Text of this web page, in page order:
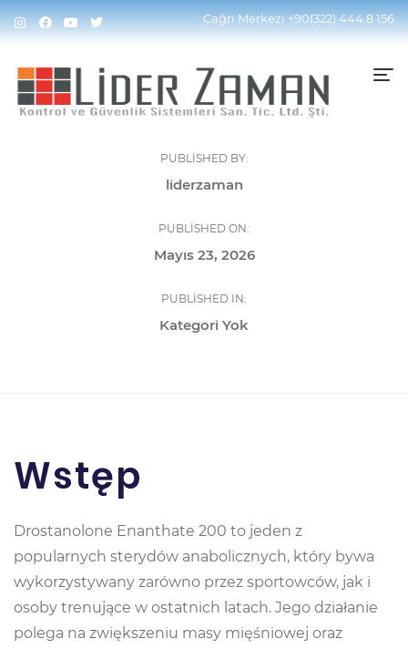
Çağrı Merkezi+90(322) 444 8 156
PUBLISHED BY:
liderzaman
PUBLISHED ON:
Mayıs 23, 2026
PUBLISHED IN:
Kategori Yok
Wstęp
Drostanolone Enanthate 200 to jeden z
popularnych sterydów anabolicznych, który bywa
wykorzystywany zarówno przez sportowców, jak i
osoby trenujące w ostatnich latach. Jego działanie
polega na zwiększeniu masy mięśniowej oraz